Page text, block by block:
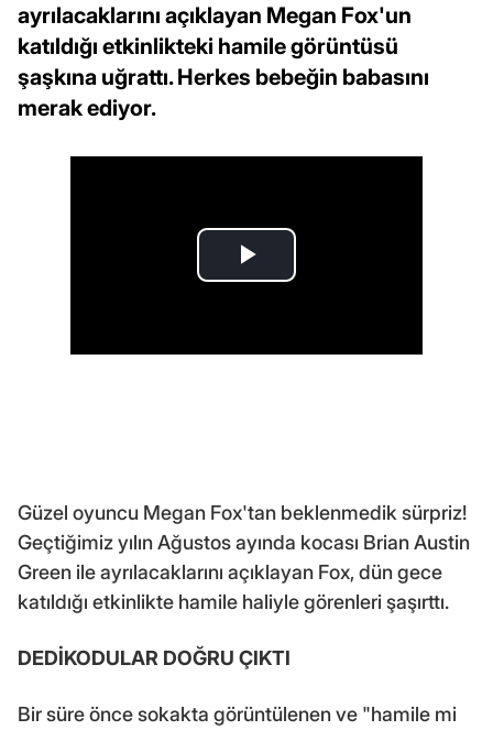
ayrılacaklarını açıklayan Megan Fox'un
katıldığı etkinlikteki hamile görüntüsü
şaşkına uğrattı. Herkes bebeğin babasını
merak ediyor.
Güzel oyuncu Megan Fox'tan beklenmedik sürpriz!
Geçtiğimiz yılın Ağustos ayında kocası Brian Austin
Green ile ayrılacaklarını açıklayan Fox, dün gece
katıldığı etkinlikte hamile haliyle görenleri şaşırttı.
DEDİKODULAR DOĞRU ÇIKTI
Bir süre önce sokakta görüntülenen ve "hamile mi